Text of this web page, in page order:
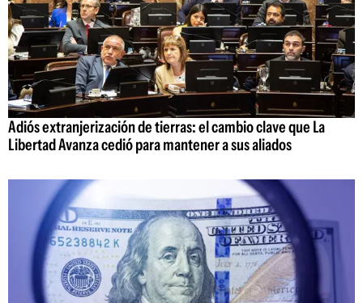
Adiós extranjerización de tierras: el cambio clave que La
Libertad Avanza cedió para mantener a sus aliados